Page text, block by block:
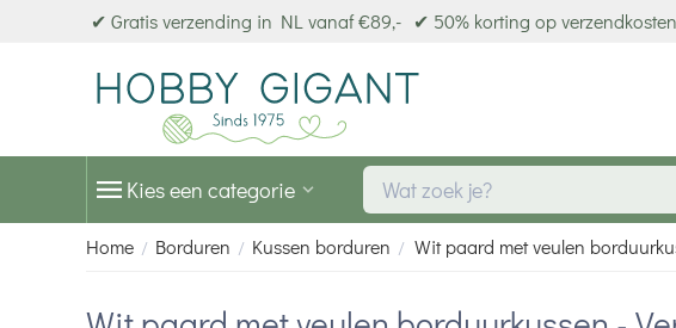
✔ Gratis verzending in NL vanaf €89,- ✔ 50% korting op
Kies een categorie
Home / Borduren / Kussen borduren / Wit paard met veulen